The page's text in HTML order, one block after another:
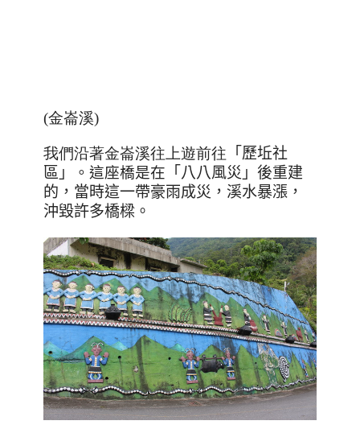
(金崙溪)
我們沿著金崙溪往上遊前往 「歷坵社
區」
。這座橋是在 「八八風災」後重建
的，當時這一帶豪雨成災，溪水暴漲，
沖毀許多橋樑。